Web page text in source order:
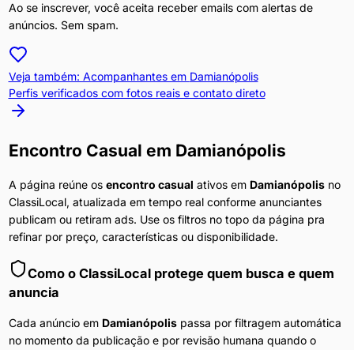
Ao se inscrever, você aceita receber emails com alertas de
anúncios. Sem spam.
Veja também: Acompanhantes em Damianópolis
Perfis verificados com fotos reais e contato direto
Encontro Casual em Damianópolis
A página reúne os encontro casual ativos em Damianópolisno
ClassiLocal, atualizada em tempo real conforme anunciantes
publicam ou retiram ads. Use os filtros no topo da página pra
refinar por preço, características ou disponibilidade.
Como o ClassiLocal protege quem busca e quem
anuncia
Cada anúncio em Damianópolispassa por filtragem automática
no momento da publicação e por revisão humana quando o